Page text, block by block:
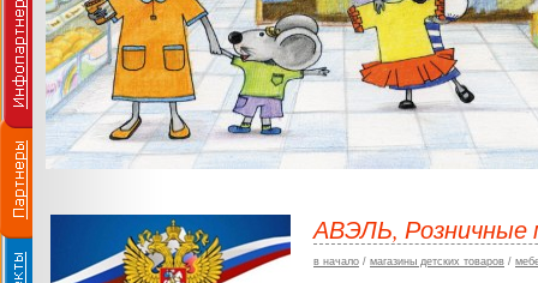
АВЭЛЬ, Розничные
в начало / магазины детских товаров /